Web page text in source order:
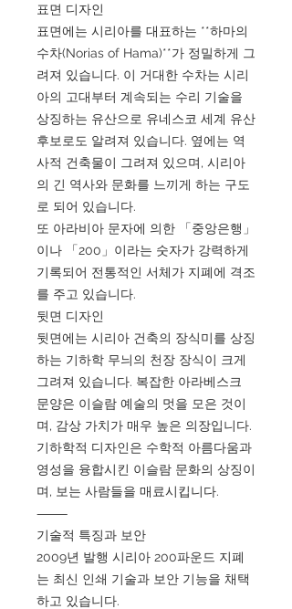
표면 디자인
표면에는 시리아를 대표하는 **하마의
수차(Norias of Hama)**가 정밀하게 그
려져 있습니다. 이 거대한 수차는 시리
아의 고대부터 계속되는 수리 기술을
상징하는 유산으로 유네스코 세계 유산
후보로도 알려져 있습니다. 옆에는 역
사적 건축물이 그려져 있으며, 시리아
의 긴 역사와 문화를 느끼게 하는 구도
로 되어 있습니다.
또 아라비아 문자에 의한 「중앙은행」
이나 「200」이라는 숫자가 강력하게
기록되어 전통적인 서체가 지폐에 격조
를 주고 있습니다.
뒷면 디자인
뒷면에는 시리아 건축의 장식미를 상징
하는 기하학 무늬의 천장 장식이 크게
그려져 있습니다. 복잡한 아라베스크
문양은 이슬람 예술의 멋을 모은 것이
며, 감상 가치가 매우 높은 의장입니다.
기하학적 디자인은 수학적 아름다움과
영성을 융합시킨 이슬람 문화의 상징이
며, 보는 사람들을 매료시킵니다.
⸻
기술적 특징과 보안
2009년 발행 시리아 200파운드 지폐
는 최신 인쇄 기술과 보안 기능을 채택
하고 있습니다.